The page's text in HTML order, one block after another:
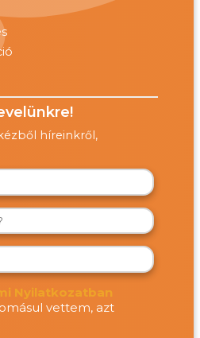
híreinkről,
Nyilatkozatban
vettem, azt